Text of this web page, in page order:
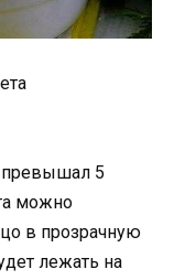
превышал 5
можно
в прозрачную
лежать на